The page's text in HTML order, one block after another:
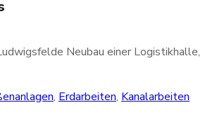
Neubau einer Logistikhalle,
, Erdarbeiten, Kanalarbeiten